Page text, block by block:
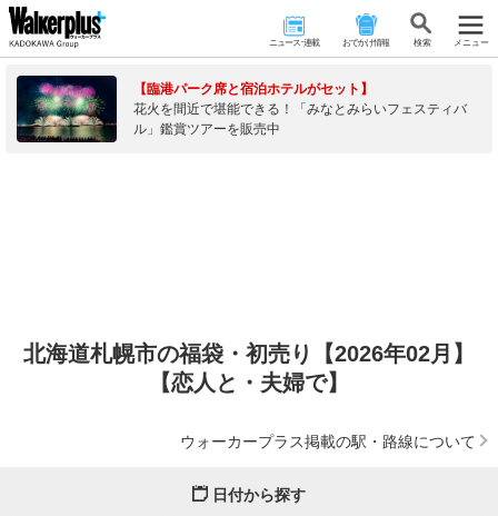
ニュース･連載 おでかけ情報 検 索 メニュー
【臨港パーク席と宿泊ホテルがセット】
花火を間近で堪能できる！「みなとみらいフェスティバ
ル」鑑賞ツアーを販売中
北海道札幌市の福袋・初売り【2026年02月】
【恋人と・夫婦で】
ウォーカープラス掲載の駅・路線について
日付から探す